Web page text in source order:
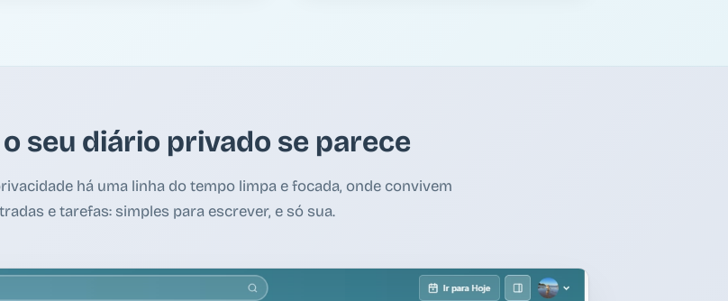
seu diário privado se parece
há uma linha do tempo limpa e focada, onde convivem
e tarefas: simples para escrever, e só sua.